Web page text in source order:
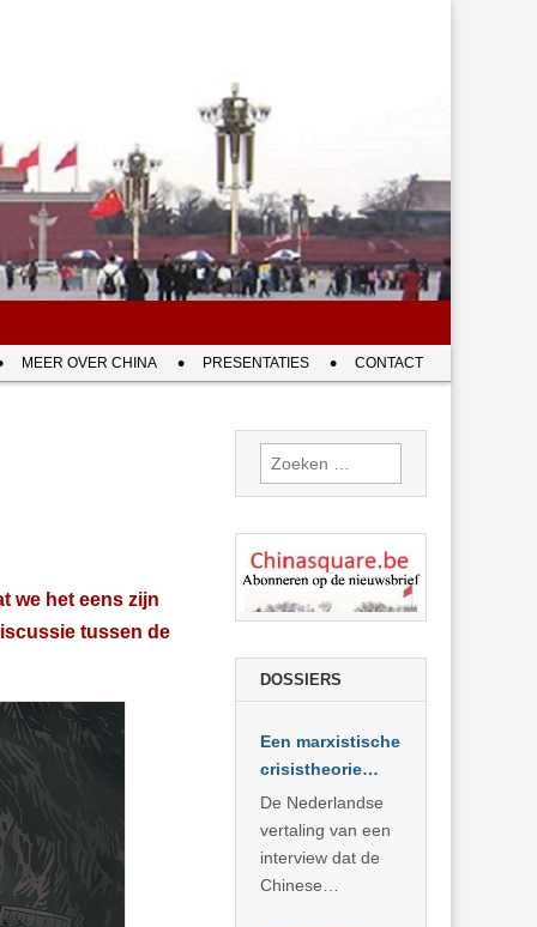
MEER OVER CHINA PRESENTATIES CONTACT
we het eens zijn
tussen de
Zoeken
naar:
DOSSIERS
Een marxistische
crisistheorie
voor vandaag
De Nederlandse
vertaling van een
interview dat de
Chinese